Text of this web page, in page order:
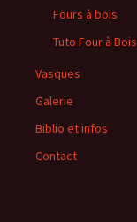
Fours à bois
Tuto Four à Bois
Vasques
Galerie
Biblio et infos
Contact